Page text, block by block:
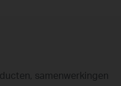
samenwerkingen